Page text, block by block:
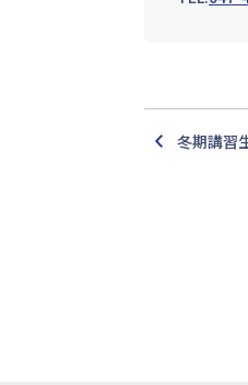
冬期講習